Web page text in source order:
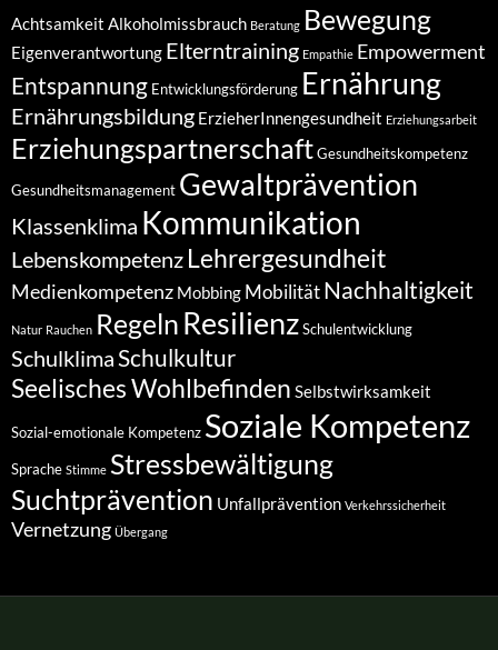
Achtsamkeit Alkoholmissbrauch Beratung Bewegung
Eigenverantwortung Elterntraining Empathie Empowerment
Entspannung Entwicklungsförderung Ernährung
Ernährungsbildung ErzieherInnengesundheit Erziehungsarbeit
ErziehungspartnerschaftGesundheitskompetenz
Gesundheitsmanagement Gewaltprävention
Klassenklima Kommunikation
Lebenskompetenz Lehrergesundheit
Medienkompetenz Mobbing MobilitätNachhaltigkeit
Natur Rauchen Regeln ResilienzSchulentwicklung
Schulklima Schulkultur
Seelisches Wohlbefinden Selbstwirksamkeit
Sozial-emotionale Kompetenz Soziale Kompetenz
Sprache Stimme Stressbewältigung
Suchtprävention Unfallprävention Verkehrssicherheit
Vernetzung Übergang